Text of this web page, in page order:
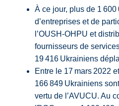
À ce jour, plus de 1 600
d’entreprises et de
l’OUSH-OHPU et
fournisseurs de
19 416 Ukrainiens
Entre le 17 mars 2022
166 849 Ukrainiens
vertu de l’AVUCU. Au